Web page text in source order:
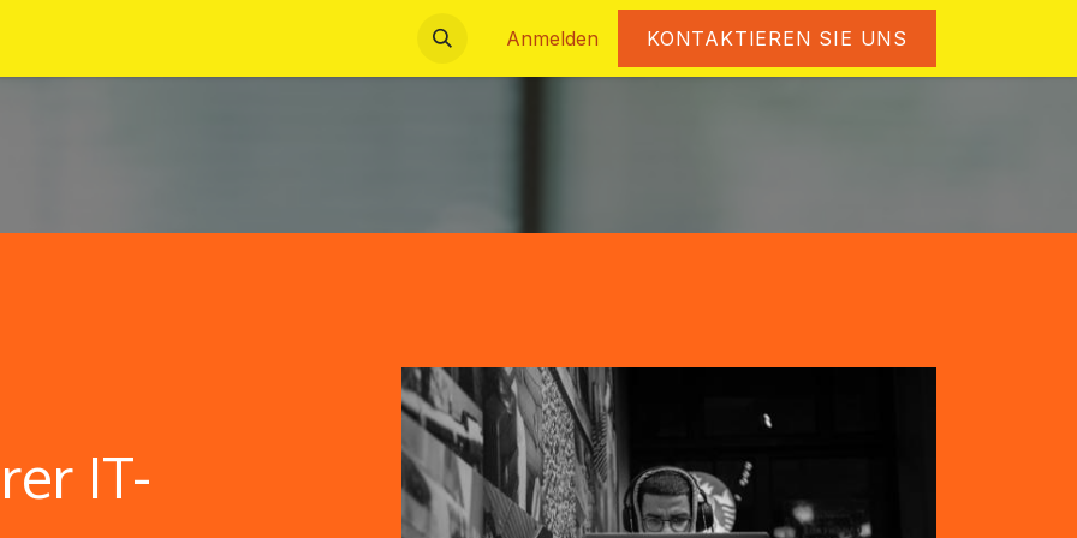
Termin Anmelden KONTAKTIEREN SIE UNS
IT-